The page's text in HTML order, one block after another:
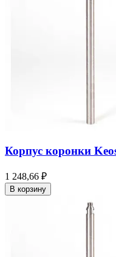
Корпус коронки
1 248,66 ₽
В корзину